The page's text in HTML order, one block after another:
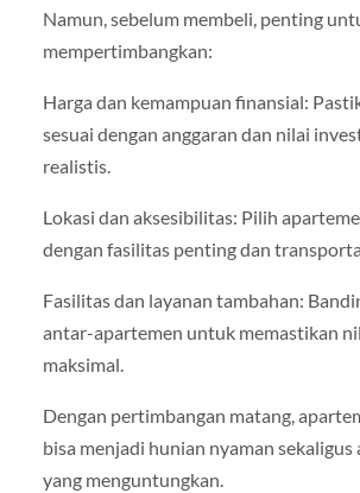
Namun, sebelum membeli, penting
mempertimbangkan:
Harga dan kemampuan finansial:
sesuai dengan anggaran dan nilai
realistis.
Lokasi dan aksesibilitas: Pilih
dengan fasilitas penting dan
Fasilitas dan layanan tambahan:
antar-apartemen untuk memastikan
maksimal.
Dengan pertimbangan matang,
bisa menjadi hunian nyaman sekaligus
yang menguntungkan.